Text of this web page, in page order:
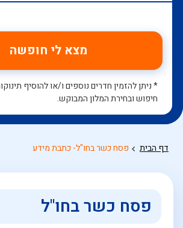
מצא לי חופשה
* ניתן להזמין חדרים נוספים ו/או להוסיף
חיפוש ובחירת המלון המבוקש.
דף הבית פסח כשר בחו"ל- כתבת מידע
פסח כשר בחו"ל